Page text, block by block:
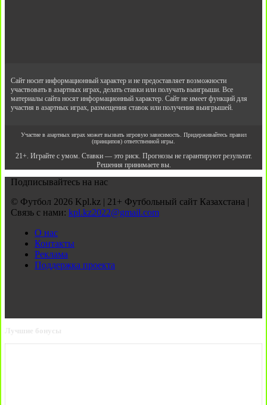
Сайт носит информационный характер и не предоставляет возможности
участвовать в азартных играх, делать ставки или получать выигрыши. Все
материалы сайта носят информационный характер. Сайт не имеет функций для
участия в азартных играх, размещения ставок или получения выигрышей.
Участие в азартных играх может вызвать игровую зависимость. Придерживайтесь правил
(принципов) ответственной игры.
21+. Играйте с умом. Ставки — это риск. Прогнозы не гарантируют результат.
Решения принимаете вы.
Подписывайтесь на нас
© Футбол 2026 Kpl.kz | 21+ Футбольный сайт Казахстана |
Связь с нами: kpl.kz2022@gmail.com
О нас
Контакты
Реклама
Поддержка проекта
Лучшие бонусы